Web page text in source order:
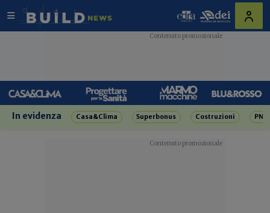
In evidenza Casa&Clima Superbonus Costruzioni